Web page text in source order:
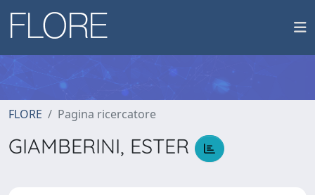
FLORE Pagina ricercatore
GIAMBERINI, ESTER